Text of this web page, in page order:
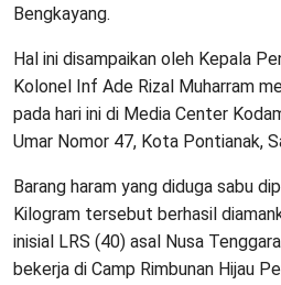
Bengkayang.
Hal ini disampaikan oleh Kepala
Kolonel Inf Ade Rizal Muharram
pada hari ini di Media Center
Umar Nomor 47, Kota Pontianak,
Barang haram yang diduga sabu
Kilogram tersebut berhasil
inisial LRS (40) asal Nusa
bekerja di Camp Rimbunan Hijau